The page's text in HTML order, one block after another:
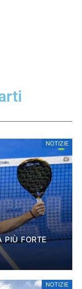
NOTIZIE
PIÙ FORTE
NOTIZIE